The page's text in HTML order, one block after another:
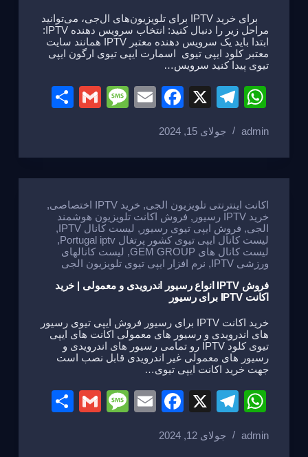
برای خرید IPTV برای تلویزیون‌های ال‌جی، می‌توانید
مراحل زیر را دنبال کنید: انتخاب سرویس دهنده IPTV:
ابتدا باید یک سرویس دهنده معتبر IPTV همانند سایت
معتبر کلود ایپی تیوی اسمارت ایپی تیوی ارگون ایپی
تیوی پیدا کنید سرویس…
W
at
s
A
p
p
T
e
gr
a
m
X
F
c
e
b
o
o
k
E
M
a
g
e
G
e
admin جولای 15, 2024
اکانت اینترنتی تلویزیون الجی, خرید IPTV اختصاصی
,
خرید IPTV رسیور
, فروش اکانت تلویزیون هوشمند
الجی, فروش ایپی تیوی رسیور , لیست کانال IPTV
,
لیست کانال ایپی تیوی کشور پرتغال Portugal iptv
,
لیست کانال های GEM GROUP
, لیست کانالهای
ورزشی IPTV
, نرم افزار ایپی تیوی تلویزیون الجی
فروش IPTV انواع رسیور اندرویدی و معمولی | خرید
اکانت IPTV برای رسیور
خرید اکانت IPTV برای رسیور فروش ایپی تیوی رسیور
های اندرویدی و رسیور های معمولی اکانت های ایپی
تیوی کلود IPTV رو تمامی رسیور های اندرویدی و
رسیور های معمولی غیر اندرویدی قابل نصب است
جهت خرید اکانت ایپی تیوی…
W
at
T
e
X
F
c
E
M
G
admin جولای 12, 2024